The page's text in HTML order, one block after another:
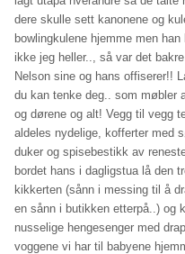
dere skulle sett kanonene og
bowlingkulene hjemme men
ikke jeg heller.., så var det
Nelson sine og hans offiserer!!
du kan tenke deg.. som møbler
og dørene og alt! Vegg til vegg
aldeles nydelige, kofferter med
duker og spisebestikk av
bordet hans i dagligstua lå den
kikkerten (sånn i messing til å
en sånn i butikken etterpå..) og
nusselige hengesenger med
voggene vi har til babyene